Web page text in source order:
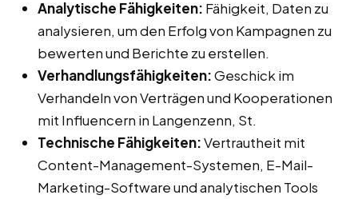
Analytische Fähigkeiten: Fähigkeit, Daten zu
analysieren, um den Erfolg von Kampagnen zu
bewerten und Berichte zu erstellen.
Verhandlungsfähigkeiten:Geschick im
Verhandeln von Verträgen und Kooperationen
mit Influencern in Langenzenn, St.
Technische Fähigkeiten:Vertrautheit mit
Content-Management-Systemen, E-Mail-
Marketing-Software und analytischen Tools